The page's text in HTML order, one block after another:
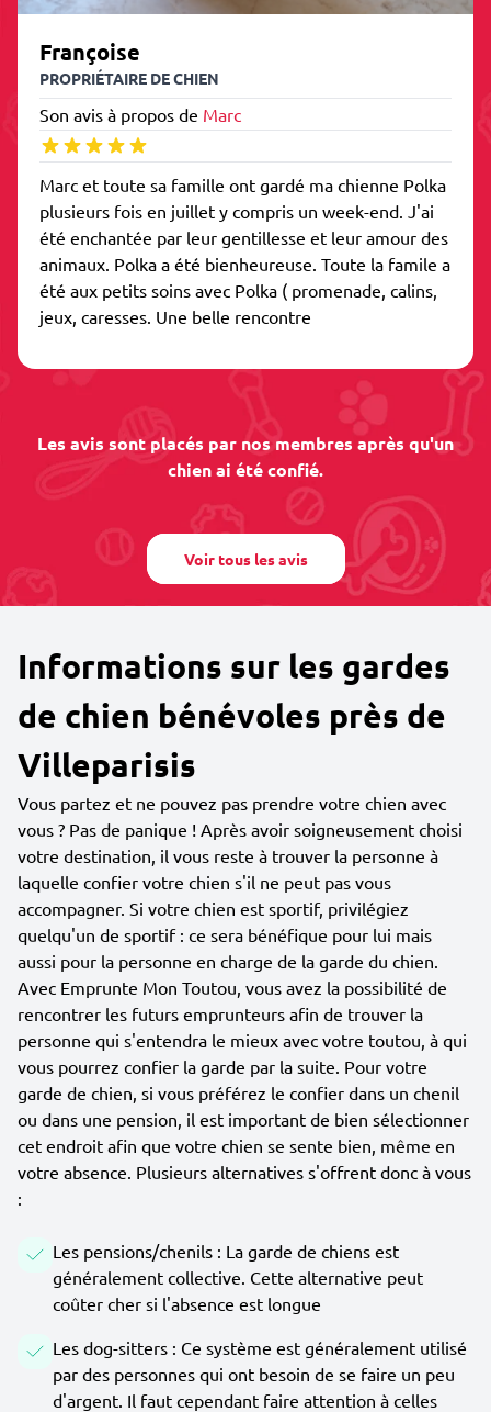
Françoise
PROPRIÉTAIRE DE CHIEN
Son avis à propos de Marc
Marc et toute sa famille ont gardé ma chienne Polka
plusieurs fois en juillet y compris un week-end. J'ai
été enchantée par leur gentillesse et leur amour des
animaux. Polka a été bienheureuse. Toute la famile a
été aux petits soins avec Polka ( promenade, calins,
jeux, caresses. Une belle rencontre
Les avis sont placés par nos membres après qu'un
chien ai été confié.
Voir tous les avis
Informations sur les gardes
de chien bénévoles près de
Villeparisis
Vous partez et ne pouvez pas prendre votre chien avec
vous ? Pas de panique ! Après avoir soigneusement choisi
votre destination, il vous reste à trouver la personne à
laquelle confier votre chien s'il ne peut pas vous
accompagner. Si votre chien est sportif, privilégiez
quelqu'un de sportif : ce sera bénéfique pour lui mais
aussi pour la personne en charge de la garde du chien.
Avec Emprunte Mon Toutou, vous avez la possibilité de
rencontrer les futurs emprunteurs afin de trouver la
personne qui s'entendra le mieux avec votre toutou, à qui
vous pourrez confier la garde par la suite. Pour votre
garde de chien, si vous préférez le confier dans un chenil
ou dans une pension, il est important de bien sélectionner
cet endroit afin que votre chien se sente bien, même en
votre absence. Plusieurs alternatives s'offrent donc à vous
:
Les pensions/chenils : La garde de chiens est
généralement collective. Cette alternative peut
coûter cher si l'absence est longue
Les dog-sitters : Ce système est généralement utilisé
par des personnes qui ont besoin de se faire un peu
d'argent. Il faut cependant faire attention à celles